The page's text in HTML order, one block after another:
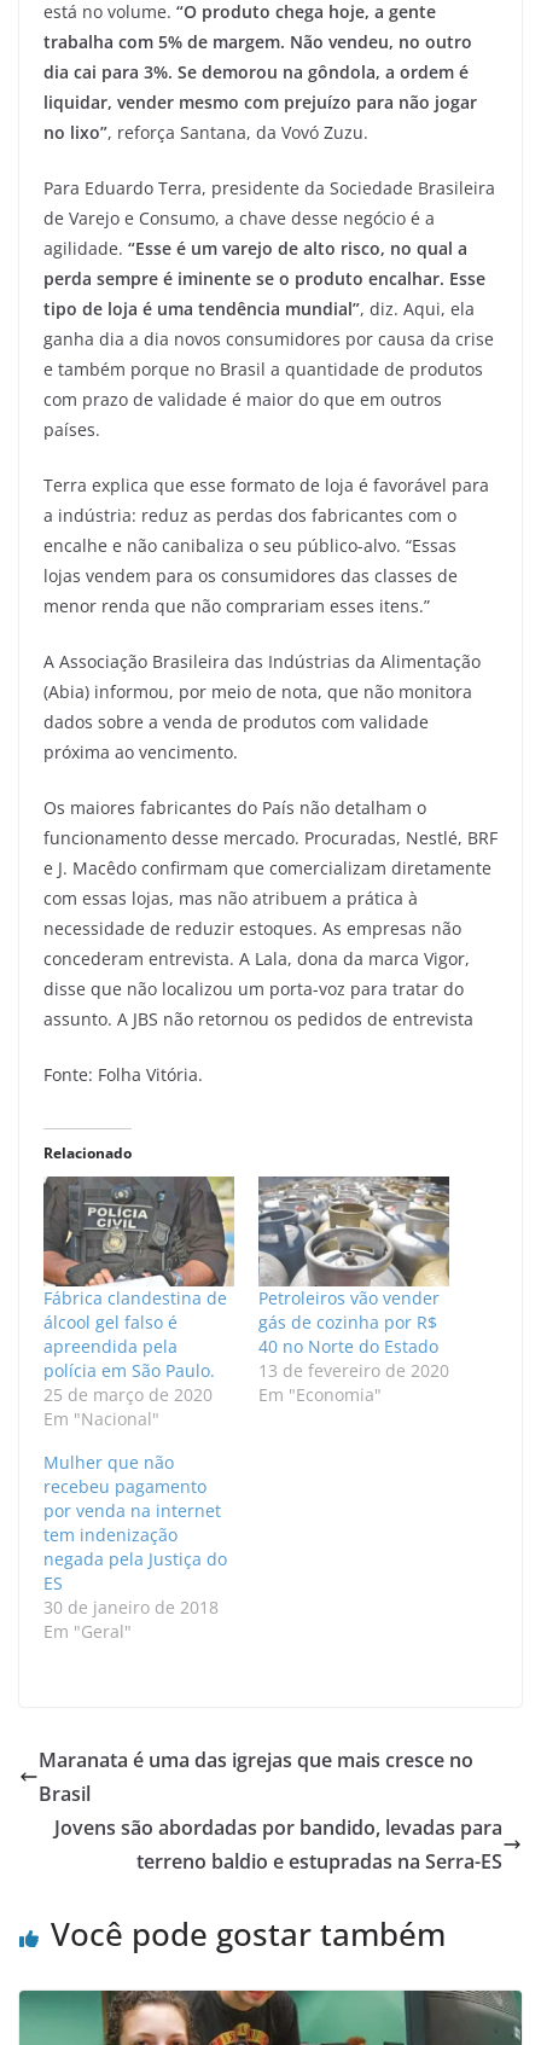
está no volume. “O produto chega hoje, a gente
trabalha com 5% de margem. Não vendeu, no outro
dia cai para 3%. Se demorou na gôndola, a ordem é
liquidar, vender mesmo com prejuízo para não jogar
no lixo”, reforça Santana, da Vovó Zuzu.
Para Eduardo Terra, presidente da Sociedade Brasileira
de Varejo e Consumo, a chave desse negócio é a
agilidade. “Esse é um varejo de alto risco, no qual a
perda sempre é iminente se o produto encalhar. Esse
tipo de loja é uma tendência mundial”, diz. Aqui, ela
ganha dia a dia novos consumidores por causa da crise
e também porque no Brasil a quantidade de produtos
com prazo de validade é maior do que em outros
países.
Terra explica que esse formato de loja é favorável para
a indústria: reduz as perdas dos fabricantes com o
encalhe e não canibaliza o seu público-alvo. “Essas
lojas vendem para os consumidores das classes de
menor renda que não comprariam esses itens.”
A Associação Brasileira das Indústrias da Alimentação
(Abia) informou, por meio de nota, que não monitora
dados sobre a venda de produtos com validade
próxima ao vencimento.
Os maiores fabricantes do País não detalham o
funcionamento desse mercado. Procuradas, Nestlé, BRF
e J. Macêdo confirmam que comercializam diretamente
com essas lojas, mas não atribuem a prática à
necessidade de reduzir estoques. As empresas não
concederam entrevista. A Lala, dona da marca Vigor,
disse que não localizou um porta-voz para tratar do
assunto. A JBS não retornou os pedidos de entrevista
Fonte: Folha Vitória.
Relacionado
Fábrica clandestina de
álcool gel falso é
apreendida pela
polícia em São Paulo.
25 de março de 2020
Em "Nacional"
Petroleiros vão vender
gás de cozinha por R$
40 no Norte do Estado
13 de fevereiro de 2020
Em "Economia"
Mulher que não
recebeu pagamento
por venda na internet
tem indenização
negada pela Justiça do
ES
30 de janeiro de 2018
Em "Geral"
Maranata é uma das igrejas que mais cresce no
Brasil
Jovens são abordadas por bandido, levadas para
terreno baldio e estupradas na Serra-ES
Você pode gostar também